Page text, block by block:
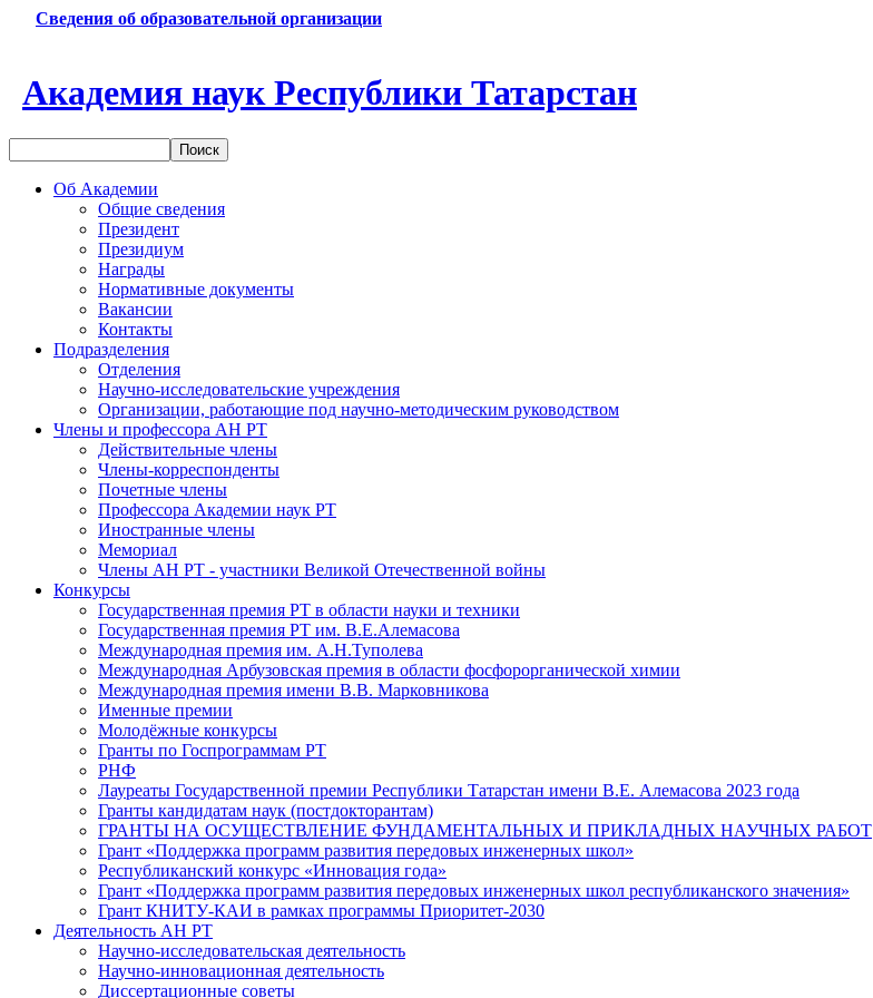
Сведения об образовательной организации
Академия наук Республики Татарстан
Об Академии
Общие сведения
Президент
Президиум
Награды
Нормативные документы
Вакансии
Контакты
Подразделения
Отделения
Научно-исследовательские учреждения
Организации, работающие под научно-методическим руководством
Члены и профессора АН РТ
Действительные члены
Члены-корреспонденты
Почетные члены
Профессора Академии наук РТ
Иностранные члены
Мемориал
Члены АН РТ - участники Великой Отечественной войны
Конкурсы
Государственная премия РТ в области науки и техники
Государственная премия РТ им. В.Е.Алемасова
Международная премия им. А.Н.Туполева
Международная Арбузовская премия в области фосфорорганической химии
Международная премия имени В.В. Марковникова
Именные премии
Молодёжные конкурсы
Гранты по Госпрограммам РТ
РНФ
Лауреаты Государственной премии Республики Татарстан имени В.Е. Алемасова 2023 года
Гранты кандидатам наук (постдокторантам)
ГРАНТЫ НА ОСУЩЕСТВЛЕНИЕ ФУНДАМЕНТАЛЬНЫХ И ПРИКЛАДНЫХ НАУЧНЫХ РАБОТ
Грант «Поддержка программ развития передовых инженерных школ»
Республиканский конкурс «Инновация года»
Грант «Поддержка программ развития передовых инженерных школ республиканского значения»
Грант КНИТУ-КАИ в рамках программы Приоритет-2030
Деятельность АН РТ
Научно-исследовательская деятельность
Научно-инновационная деятельность
Диссертационные советы